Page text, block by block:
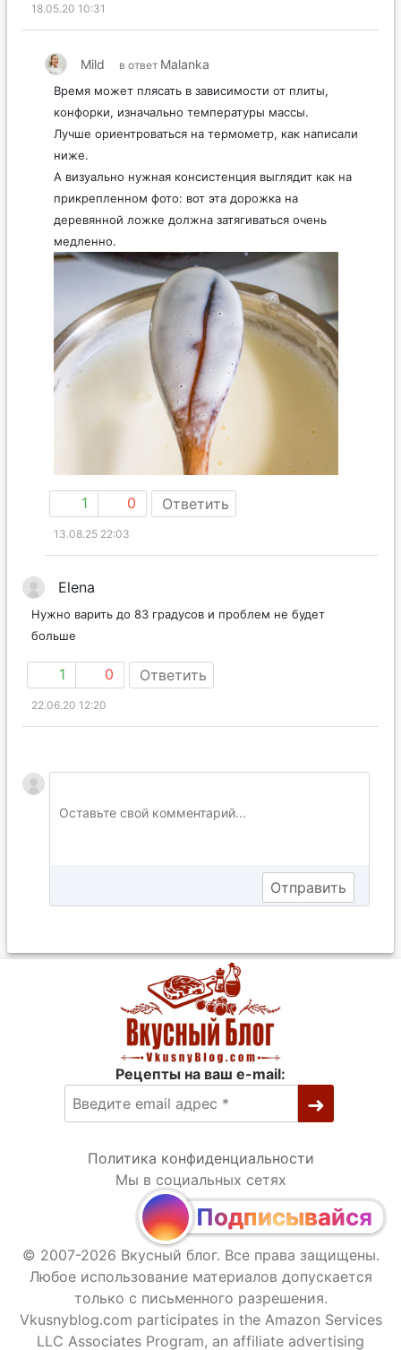
18.05.20 10:31
Mild в ответ Malanka
Время может плясать в зависимости от плиты,
конфорки, изначально температуры массы.
Лучше ориентроваться на термометр, как написали
ниже.
А визуально нужная консистенция выглядит как на
прикрепленном фото: вот эта дорожка на
деревянной ложке должна затягиваться очень
медленно.
1 0 Ответить
13.08.25 22:03
Elena
Нужно варить до 83 градусов и проблем не будет
больше
1 0 Ответить
22.06.20 12:20
Рецепты на ваш e-mail:
Политика конфиденциальности
Мы в социальных сетях
Подписывайся
© 2007-2026 Вкусный блог. Все права защищены.
Любое использование материалов допускается
только с письменного разрешения.
Vkusnyblog.com participates in the Amazon Services
LLC Associates Program, an affiliate advertising